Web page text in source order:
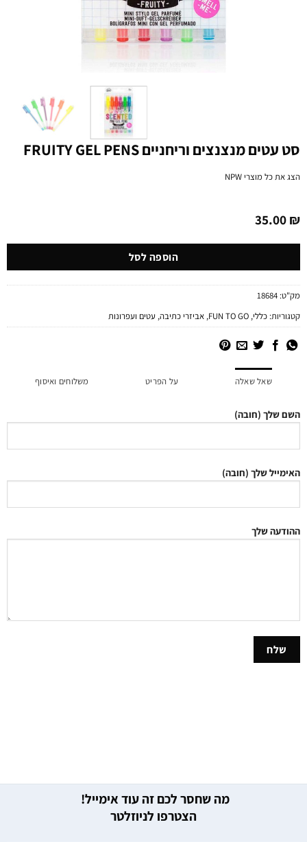
סט עטים מנצנצים וריחניים FRUITY GEL PENS
הצג את כל מוצריNPW
35.00₪
הוספה לסל
מק"ט:18684
קטגוריות:כללי,
FUN TO GO
,אביזרי כתיבה,עטים ועפרונות
שאל שאלה על הפריט משלוחים ואיסוף
השם שלך (חובה)
האימייל שלך (חובה)
ההודעה שלך
מה שחסר לכם זה עוד אימייל!
הצטרפו לניוזלטר